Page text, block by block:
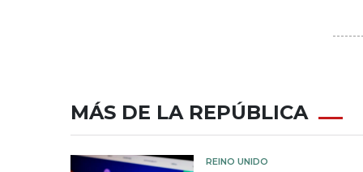
MÁS DE LA REPÚBLICA
REINO UNIDO